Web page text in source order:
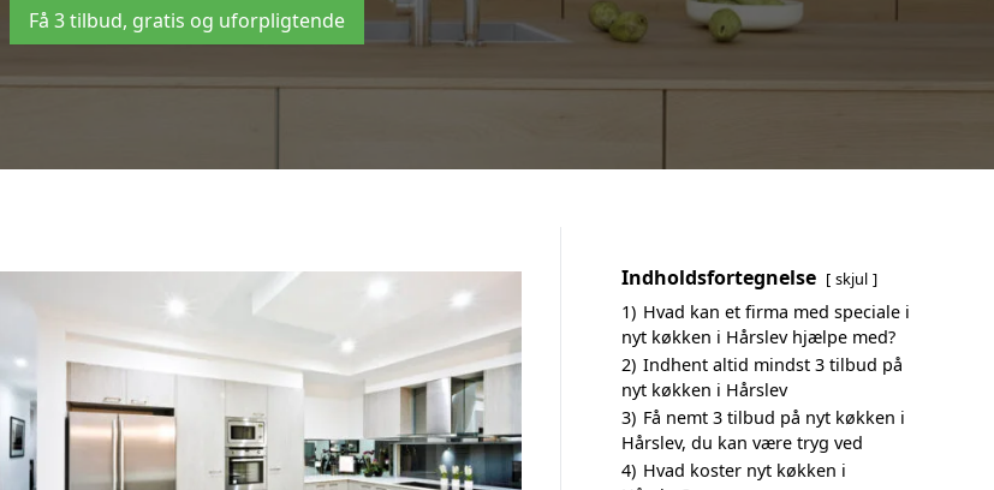
Få 3 tilbud, gratis og uforpligtende
Indholdsfortegnelse skjul
1) Hvad kan et firma med speciale i
nyt køkken i Hårslev hjælpe med?
2) Indhent altid mindst 3 tilbud på
nyt køkken i Hårslev
3) Få nemt 3 tilbud på nyt køkken i
Hårslev, du kan være tryg ved
4) Hvad koster nyt køkken i